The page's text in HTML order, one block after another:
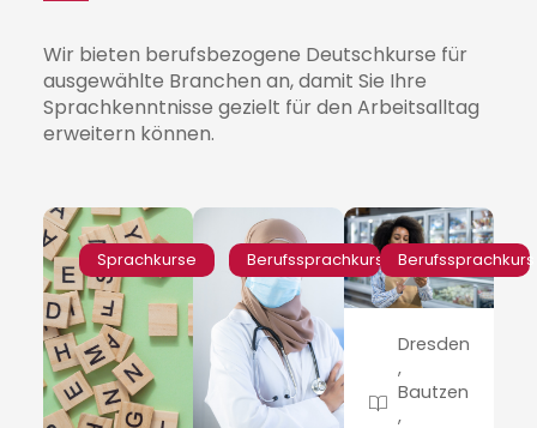
Wir bieten berufsbezogene Deutschkurse für
ausgewählte Branchen an, damit Sie Ihre
Sprachkenntnisse gezielt für den Arbeitsalltag
erweitern können.
Sprachkurse Berufssprachkurs Berufssprachkurs
Dresden
,
Bautzen
,